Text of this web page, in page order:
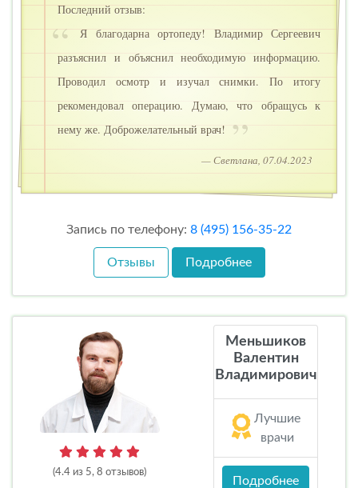
Последний отзыв:
Я благодарна ортопеду! Владимир Сергеевич
разъяснил и объяснил необходимую информацию.
Проводил осмотр и изучал снимки. По итогу
рекомендовал операцию. Думаю, что обращусь к
нему же. Доброжелательный врач!
— Светлана, 07.04.2023
Запись по телефону: 8 (495) 156-35-22
Отзывы Подробнее
(4.4 из 5, 8 отзывов)
Меньшиков
Валентин
Владимирович
Лучшие
врачи
Подробнее